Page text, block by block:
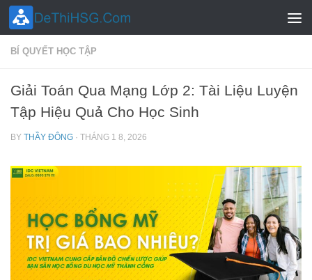
Skip to content
BÍ QUYẾT HỌC TẬP
Giải Toán Qua Mạng Lớp 2: Tài Liệu Luyện
Tập Hiệu Quả Cho Học Sinh
BY THẦY ĐÔNG · THÁNG 1 8, 2026